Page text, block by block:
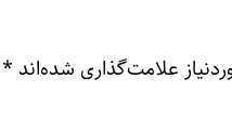
علامت‌گذاری شده‌اند *